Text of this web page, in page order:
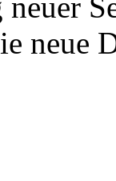
neue